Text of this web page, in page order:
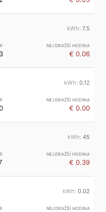
7.5
€ 0.06
0.12
€ 0.00
45
€ 0.39
0.02